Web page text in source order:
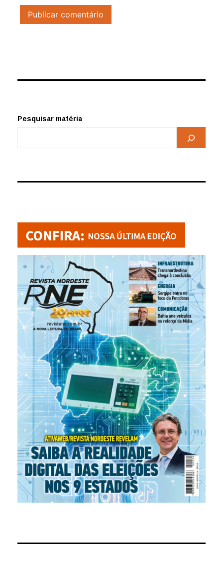
Pesquisar matéria